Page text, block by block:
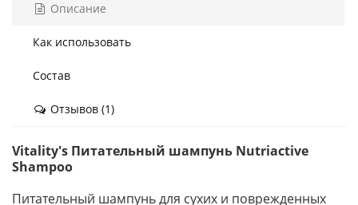
Описание
Как использовать
Состав
Отзывов (1)
Vitality's Питательный шампунь Nutriactive
Shampoo
Питательный шампунь для сухих и поврежденных